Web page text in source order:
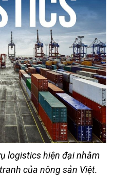
logistics hiện đại nhằm
của nông sản Việt.